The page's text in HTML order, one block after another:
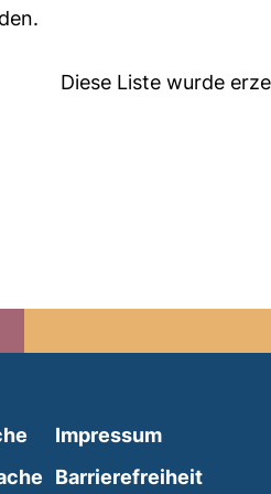
Diese Liste wurde
(external link, opens in a
(external link, opens in
Impressum
Barrierefreiheit